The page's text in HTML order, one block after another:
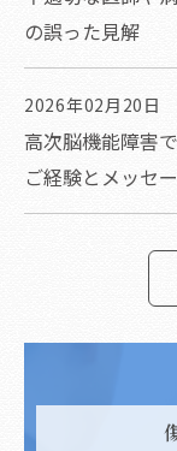
の誤った見解
2026年02月20日
高次脳機能障害
ご経験とメッセ